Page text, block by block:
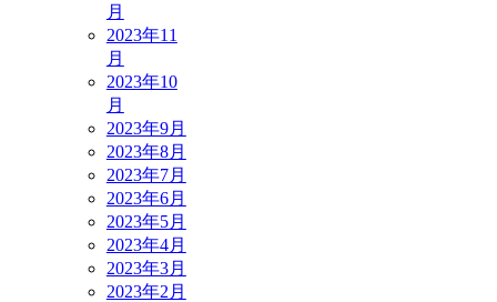
月
2023年11
月
2023年10
月
2023年9月
2023年8月
2023年7月
2023年6月
2023年5月
2023年4月
2023年3月
2023年2月